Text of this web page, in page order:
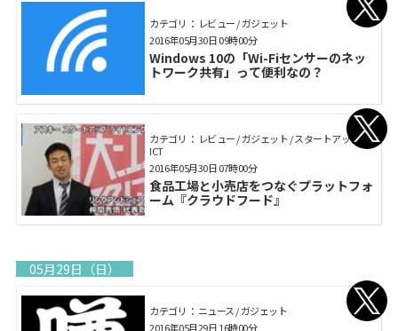
カテゴリ： レビュー / ガジェット
Windows 10の「Wi-Fiセンサーのネッ
トワーク共有」って便利なの？
2016年05月30日 09時00分
カテゴリ： レビュー / ガジェット / スタートアップ /
ICT
食品工場と小売店をつなぐプラットフォ
ーム『クラウドフード』
2016年05月30日 07時00分
05月29日（日）
カテゴリ： ニュース / ガジェット
2016年05月29日 16時00分